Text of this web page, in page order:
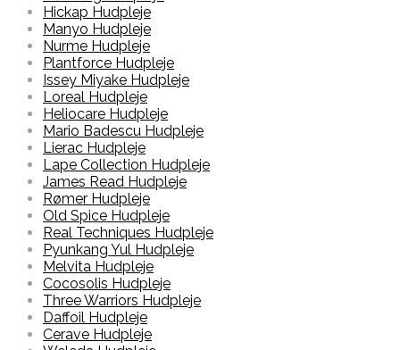
Hickap Hudpleje
Manyo Hudpleje
Nurme Hudpleje
Plantforce Hudpleje
Issey Miyake Hudpleje
Loreal Hudpleje
Heliocare Hudpleje
Mario Badescu Hudpleje
Lierac Hudpleje
Lape Collection Hudpleje
James Read Hudpleje
Rømer Hudpleje
Old Spice Hudpleje
Real Techniques Hudpleje
Pyunkang Yul Hudpleje
Melvita Hudpleje
Cocosolis Hudpleje
Three Warriors Hudpleje
Daffoil Hudpleje
Cerave Hudpleje